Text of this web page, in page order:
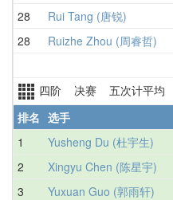
28 Rui Tang (唐锐)
28 Ruizhe Zhou (周睿哲)
四阶 决赛 五次计平均
排名 选手
1
Yusheng Du (杜宇生)
2 Xingyu Chen (陈星宇)
3 Yuxuan Guo (郭雨轩)